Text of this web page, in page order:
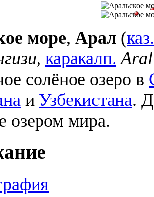
море, Арал (каз.
, каракалп.
солёное озеро в
и Узбекистана.
озером мира.